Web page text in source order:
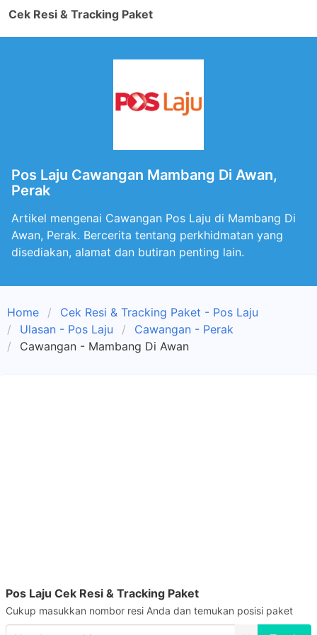
Cek Resi & Tracking Paket
Pos Laju Cawangan Mambang Di Awan,
Perak
Artikel mengenai Cawangan Pos Laju di Mambang Di
Awan, Perak. Bercerita tentang perkhidmatan yang
disediakan, alamat dan butiran penting lain.
Home
Cek Resi & Tracking Paket - Pos Laju
Ulasan - Pos Laju
Cawangan - Perak
Cawangan - Mambang Di Awan
Pos Laju Cek Resi & Tracking Paket
Cukup masukkan nombor resi Anda dan temukan posisi paket